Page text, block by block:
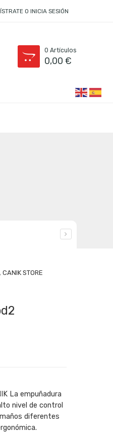
O INICIA SESIÓN
0 Artículos
0,00€
, CANIK STORE
La empuñadura
nivel de control
diferentes